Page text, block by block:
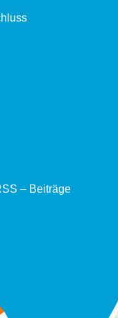
– Beiträge